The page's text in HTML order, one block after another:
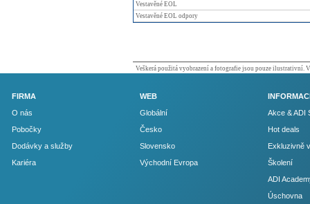
Vestavěné EOL
Vestavěné EOL odpory
Veškerá použitá vyobrazení a fotografie jsou pouze ilustrativní.
FIRMA
O nás
Pobočky
Dodávky a služby
Kariéra
WEB
Globální
Česko
Slovensko
Východní Evropa
Akce & ADI
Hot deals
Exkluzivně
Školení
ADI
Úschovna